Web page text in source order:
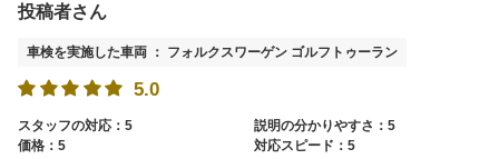
投稿者さん
車検を実施した車両 ： フォルクスワーゲン ゴルフトゥーラン
5.0
スタッフの対応：5
説明の分かりやすさ：5
価格：5
対応スピード：5